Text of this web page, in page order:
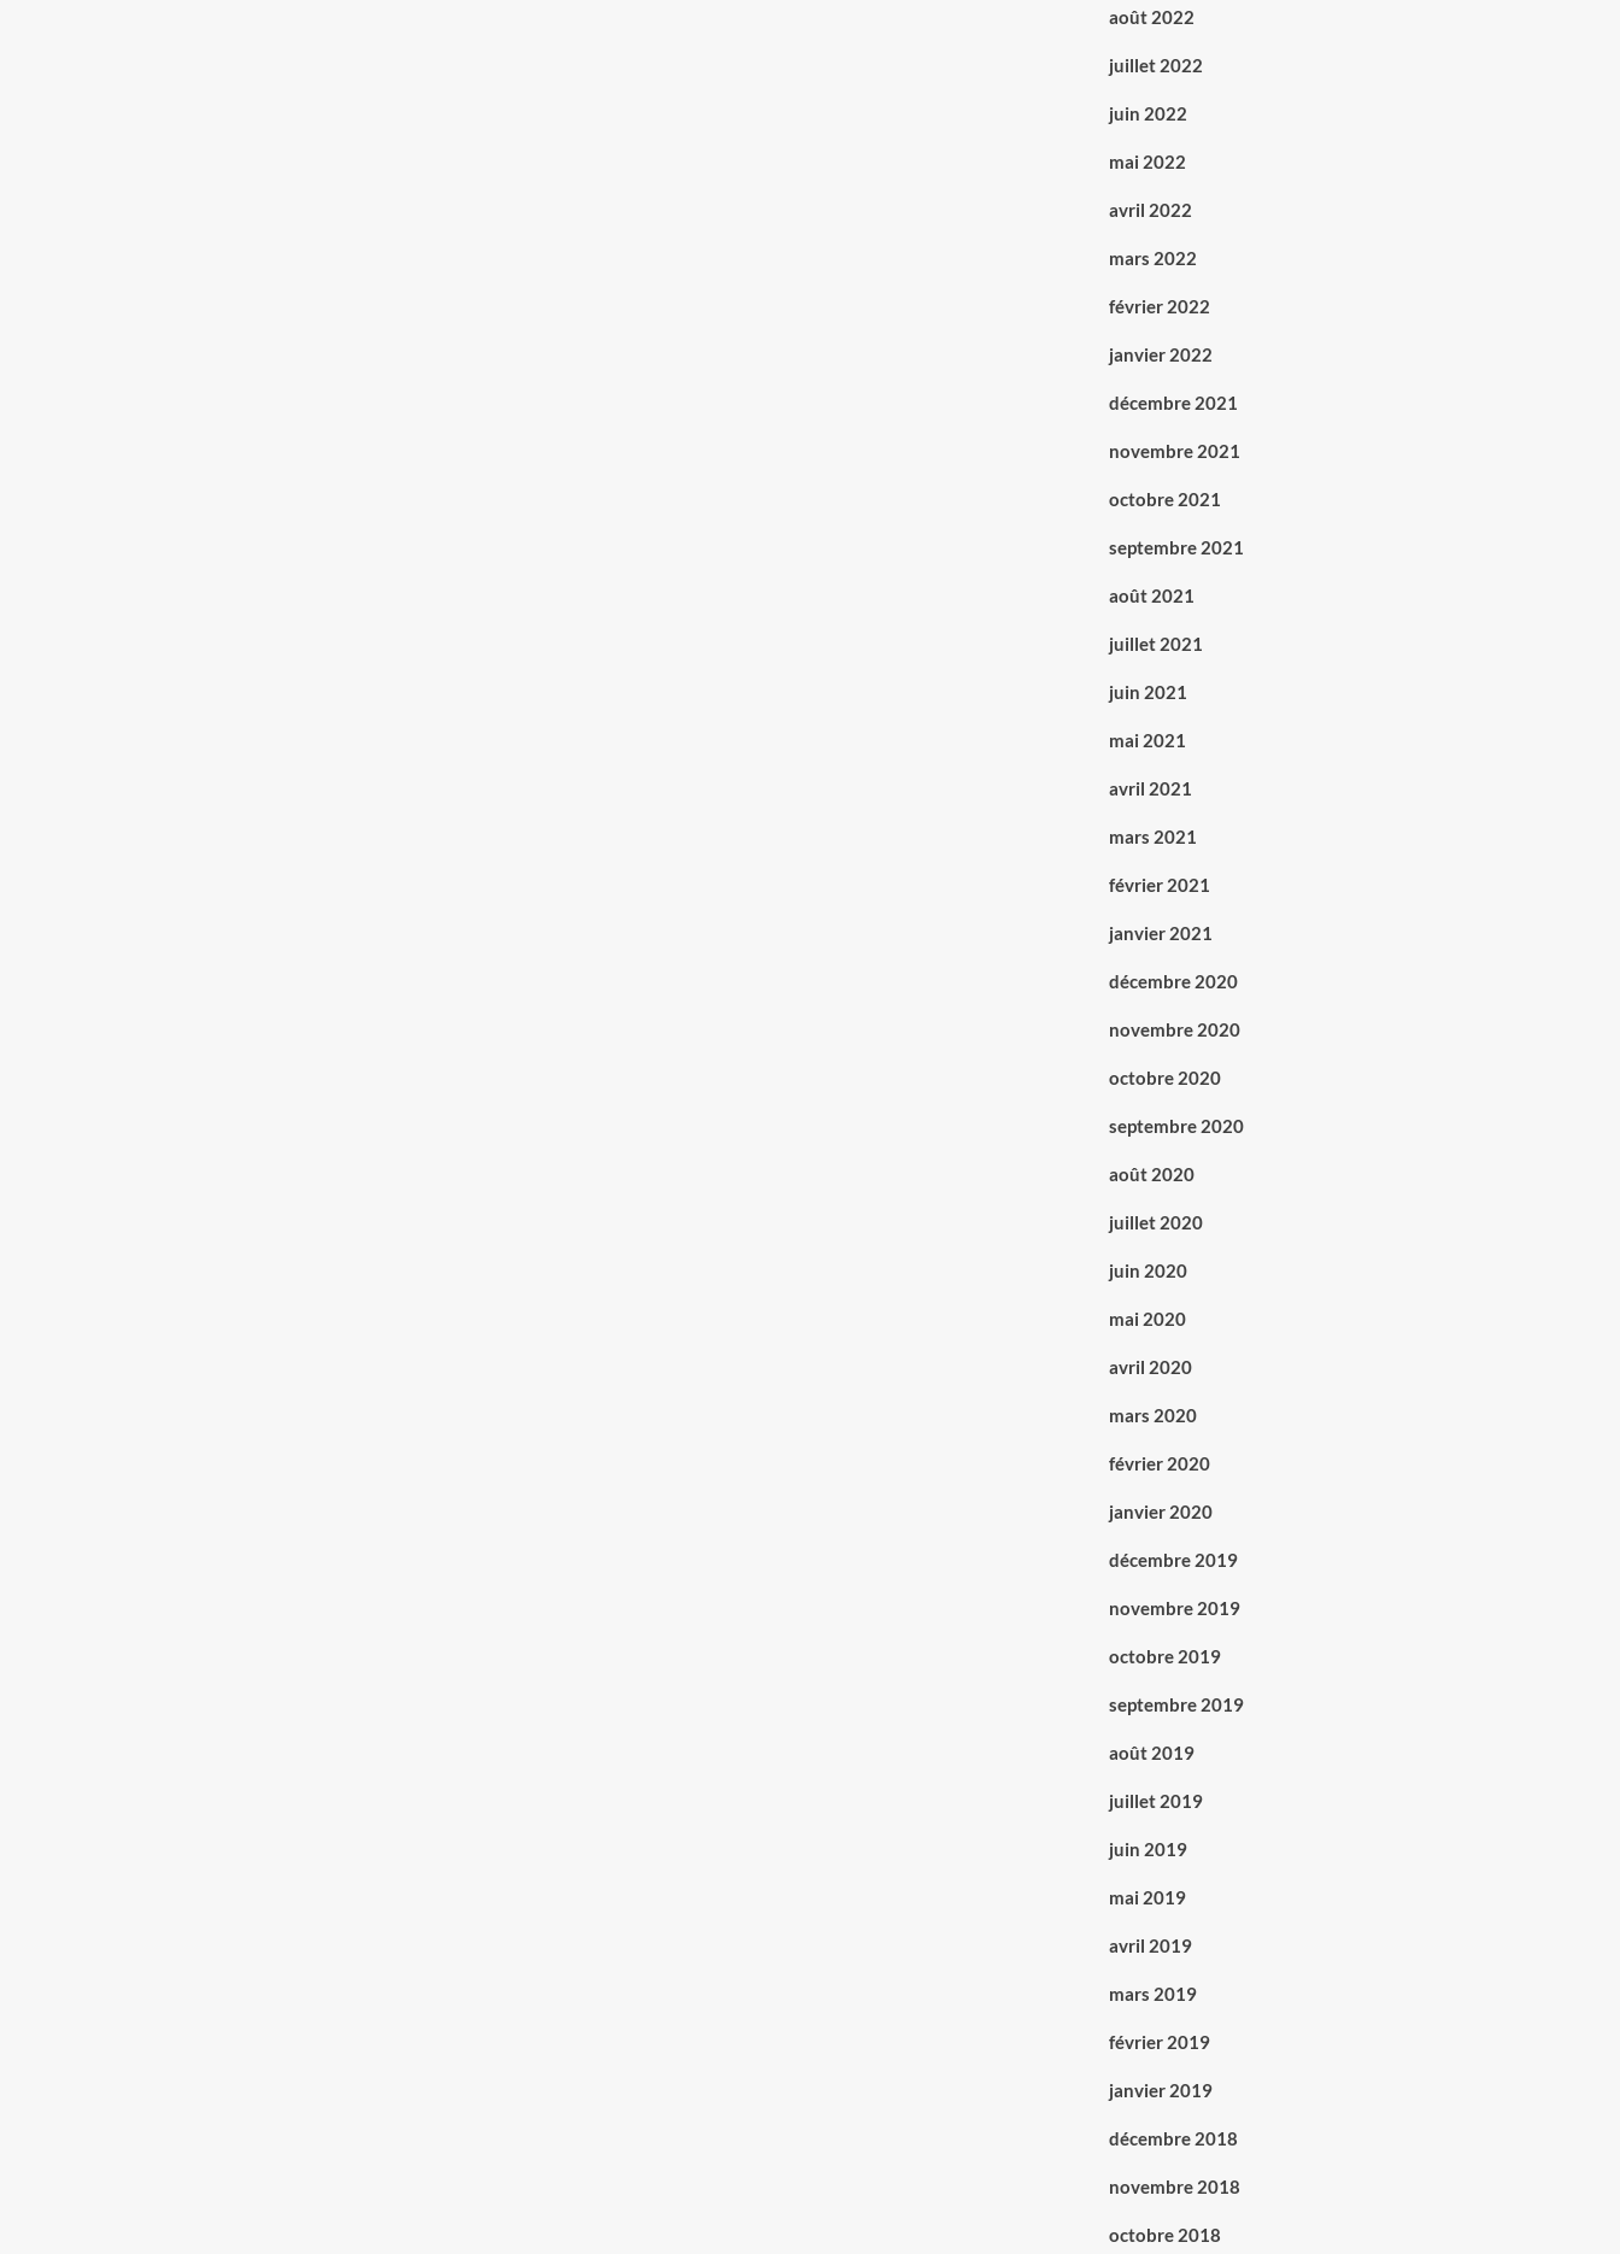
août 2022
juillet 2022
juin 2022
mai 2022
avril 2022
mars 2022
février 2022
janvier 2022
décembre 2021
novembre 2021
octobre 2021
septembre 2021
août 2021
juillet 2021
juin 2021
mai 2021
avril 2021
mars 2021
février 2021
janvier 2021
décembre 2020
novembre 2020
octobre 2020
septembre 2020
août 2020
juillet 2020
juin 2020
mai 2020
avril 2020
mars 2020
février 2020
janvier 2020
décembre 2019
novembre 2019
octobre 2019
septembre 2019
août 2019
juillet 2019
juin 2019
mai 2019
avril 2019
mars 2019
février 2019
janvier 2019
décembre 2018
novembre 2018
octobre 2018